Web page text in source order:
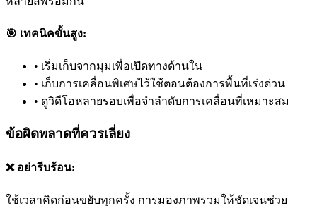
🎯 เทคนิคขั้นสูง:
• เริ่มเก็บจากมุมเพื่อเปิดทางด้านใน
• เก็บการเคลื่อนพิเศษไว้ใช้ตอนต้องการพื้นที่เร่งด่วน
• ดูวิดีโอหลายรอบเพื่อจำลำดับการเคลื่อนที่เหมาะสม
ข้อผิดพลาดที่ควรเลี่ยง
❌ อย่ารีบร้อน:
ใช้เวลาคิดก่อนขยับทุกครั้ง การมองภาพรวมให้ชัดเจนช่วย